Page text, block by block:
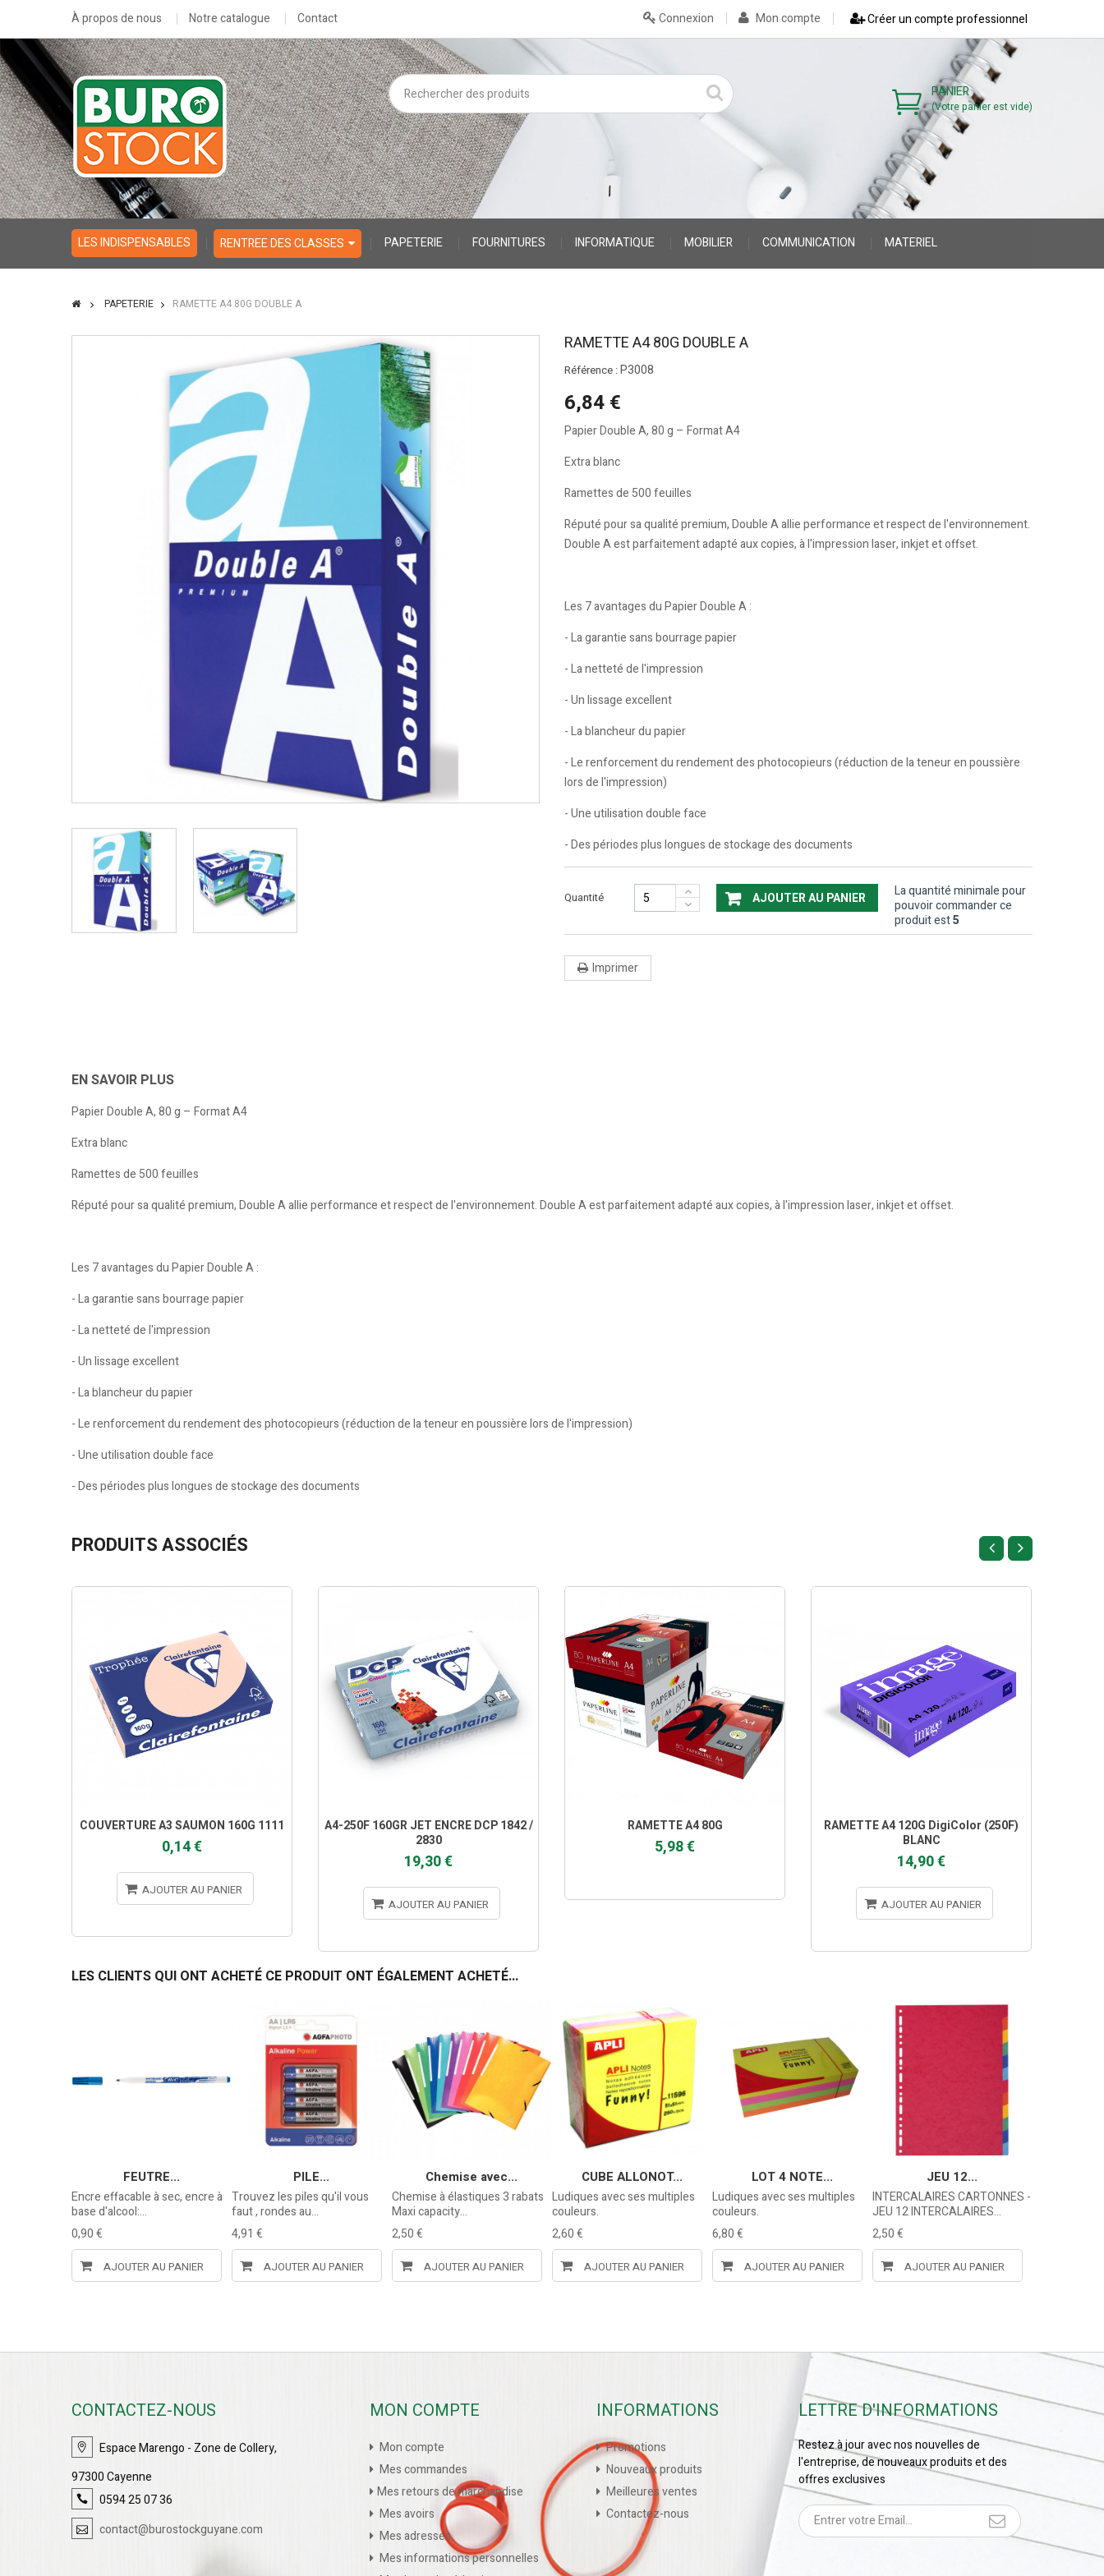
À propos de nous Notre catalogue Contact Créer un compte professionnel
Mon compte
Connexion
PANIER
(Votre panier est vide)
LES INDISPENSABLES RENTREE DES CLASSES PAPETERIE FOURNITURES INFORMATIQUE MOBILIER COMMUNICATION MATERIEL
PAPETERIE RAMETTE A4 80G DOUBLE A
RAMETTE A4 80G DOUBLE A
Référence :P3008
6,84 €
Papier Double A, 80 g – Format A4
Extra blanc
Ramettes de 500 feuilles
Réputé pour sa qualité premium, Double A allie performance et respect de l'environnement.
Double A est parfaitement adapté aux copies, à l'impression laser, inkjet et offset.
Les 7 avantages du Papier Double A :
- La garantie sans bourrage papier
- La netteté de l'impression
- Un lissage excellent
- La blancheur du papier
- Le renforcement du rendement des photocopieurs (réduction de la teneur en poussière
lors de l'impression)
- Une utilisation double face
- Des périodes plus longues de stockage des documents
Quantité AJOUTER AU PANIER
La quantité minimale pour
pouvoir commander ce
produit est5
Imprimer
EN SAVOIR PLUS
Papier Double A, 80 g – Format A4
Extra blanc
Ramettes de 500 feuilles
Réputé pour sa qualité premium, Double A allie performance et respect de l'environnement. Double A est parfaitement adapté aux copies, à l'impression laser, inkjet et offset.
Les 7 avantages du Papier Double A :
- La garantie sans bourrage papier
- La netteté de l'impression
- Un lissage excellent
- La blancheur du papier
- Le renforcement du rendement des photocopieurs (réduction de la teneur en poussière lors de l'impression)
- Une utilisation double face
- Des périodes plus longues de stockage des documents
PRODUITS ASSOCIÉS
COUVERTURE A3 SAUMON 160G 1111
0,14 €
AJOUTER AU PANIER
A4-250F 160GR JET ENCRE DCP 1842 /
2830
19,30 €
AJOUTER AU PANIER
RAMETTE A4 80G
5,98 €
RAMETTE A4 120G DigiColor (250F)
BLANC
14,90 €
AJOUTER AU PANIER
LES CLIENTS QUI ONT ACHETÉ CE PRODUIT ONT ÉGALEMENT ACHETÉ...
FEUTRE...
Encre effacable à sec, encre à
base d'alcool:...
0,90 €
AJOUTER AU PANIER
PILE...
Trouvez les piles qu'il vous
faut , rondes au...
4,91 €
AJOUTER AU PANIER
Chemise avec...
Chemise à élastiques 3 rabats
Maxi capacity...
2,50 €
AJOUTER AU PANIER
CUBE ALLONOT...
Ludiques avec ses multiples
couleurs.
2,60 €
AJOUTER AU PANIER
LOT 4 NOTE...
Ludiques avec ses multiples
couleurs.
6,80 €
AJOUTER AU PANIER
JEU 12...
INTERCALAIRES CARTONNES -
JEU 12 INTERCALAIRES...
2,50 €
AJOUTER AU PANIER
CONTACTEZ-NOUS
Espace Marengo - Zone de Collery,
97300 Cayenne
0594 25 07 36
contact@burostockguyane.com
MON COMPTE
Mon compte
Mes commandes
Mes retours de marchandise
Mes avoirs
Mes adresses
Mes informations personnelles
INFORMATIONS
Promotions
Nouveaux produits
Meilleures ventes
Contactez-nous
LETTRE D'INFORMATIONS
Restez à jour avec nos nouvelles de
l'entreprise, de nouveaux produits et des
offres exclusives